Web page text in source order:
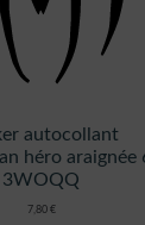
autocollant
héro araignée
3WOQQ
7,80 €